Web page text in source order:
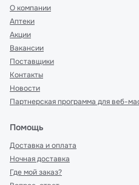
О компании
Аптеки
Акции
Вакансии
Поставщики
Контакты
Новости
Партнерская программа для веб-
Помощь
Доставка и оплата
Ночная доставка
Где мой заказ?